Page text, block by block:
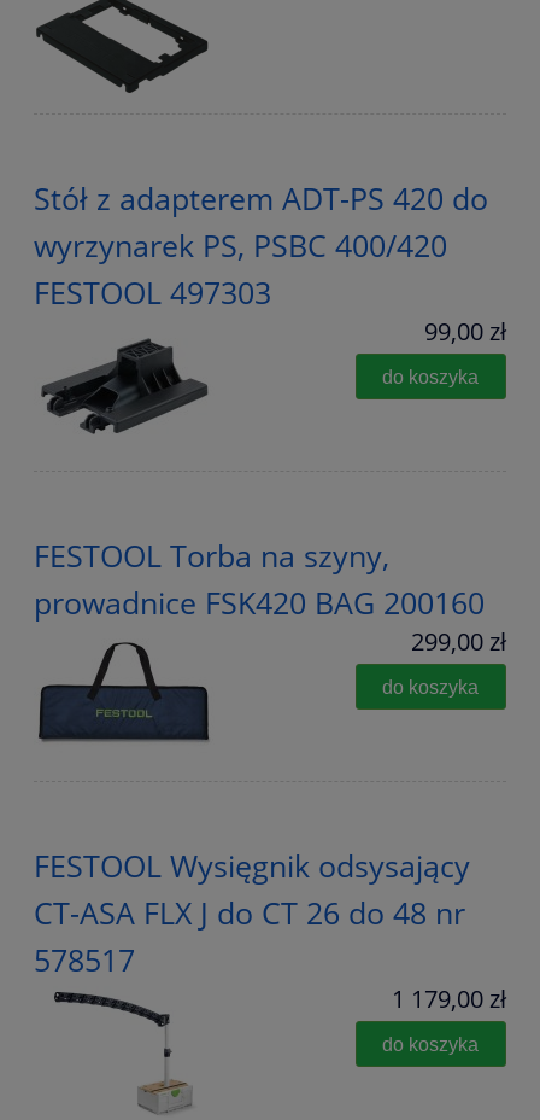
Stół z adapterem ADT-PS 420 do
wyrzynarek PS, PSBC 400/420
FESTOOL 497303
99,00 zł
do koszyka
FESTOOL Torba na szyny,
prowadnice FSK420 BAG 200160
299,00 zł
do koszyka
FESTOOL Wysięgnik odsysający
CT-ASA FLX J do CT 26 do 48 nr
578517
1 179,00 zł
do koszyka